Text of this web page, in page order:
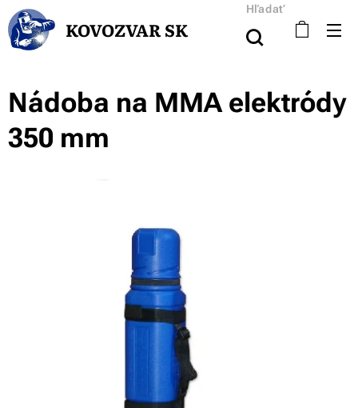
KOVOZVAR SK
Hľadať
Nádoba na MMA elektródy
350 mm